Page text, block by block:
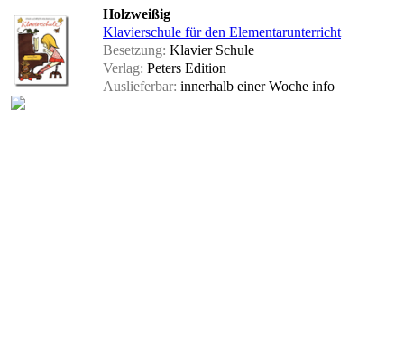
Holzweißig
Klavierschule für den Elementarunterricht
Besetzung: Klavier Schule
Verlag: Peters Edition
Auslieferbar: innerhalb einer Woche info